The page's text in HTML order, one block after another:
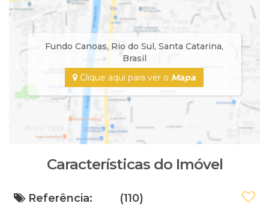
Fundo Canoas, Rio do Sul,Santa Catarina,
Brasil
Clique aqui para ver o Mapa
Características do Imóvel
Referência: (110)